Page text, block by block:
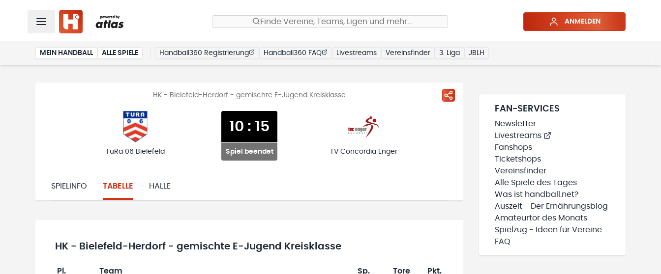
Finde Vereine, Teams, Ligen und mehr… ANMELDEN
MEIN HANDBALL ALLE SPIELE Handball360 Registrierung Handball360 FAQ Livestreams Vereinsfinder 3. Liga JBLH
HK - Bielefeld-Herdorf - gemischte E-Jugend Kreisklasse
TuRa 06 Bielefeld
10 : 15
Spiel beendet TV Concordia Enger
SPIELINFO TABELLE HALLE
HK - Bielefeld-Herdorf - gemischte E-Jugend Kreisklasse
Pl. Team Sp. Tore Pkt.
FAN-SERVICES
Newsletter
Livestreams
Fanshops
Ticketshops
Vereinsfinder
Alle Spiele des Tages
Was ist handball.net?
Auszeit - Der Ernährungsblog
Amateurtor des Monats
Spielzug - Ideen für Vereine
FAQ